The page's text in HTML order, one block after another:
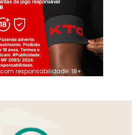
responsabilidade. 18+